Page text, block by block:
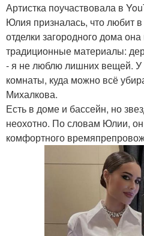
Артистка поучаствовала в
Юлия призналась, что любит
отделки загородного дома
традиционные материалы:
- я не люблю лишних вещей. У
комнаты, куда можно всё
Михалкова.
Есть в доме и бассейн, но
неохотно. По словам Юлии,
комфортного